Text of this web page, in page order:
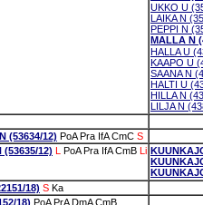
UKKO U
LAIKA N
PEPPI N
MALLA N
HALLA U
KAAPO U
SAANA N
HALTI U
HILLA N
LILJA N
(53634/12) PoA Pra IfA CmC S
(53635/12)
PoA Pra IfA CmB Li
18) S Ka
18) PoA PrA DmA CmB